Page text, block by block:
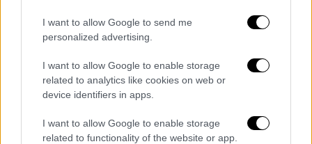
I want to allow Google to send me
personalized advertising.
I want to allow Google to enable storage
related to analytics like cookies on web or
device identifiers in apps.
I want to allow Google to enable storage
related to functionality of the website or app.
στοιχείων, με αποτέλεσμα οι ελεγκτές της
ΓΔΑ να ολοκληρώσουν την επιτόπια έρευνα
έχοντας συλλέξει ένα μέρος του συνόλου
των στοιχείων και αρχείων, τα οποία είχαν
καταρχήν συγκεντρώσει στις εγκαταστάσεις
της ελεγχόμενης, συμπεριφορά δυνάμενη να
έχει συνέπειες στην αποτελεσματικότητα